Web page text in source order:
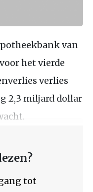
van
het vierde
verlies
2,3 miljard dollar
tot